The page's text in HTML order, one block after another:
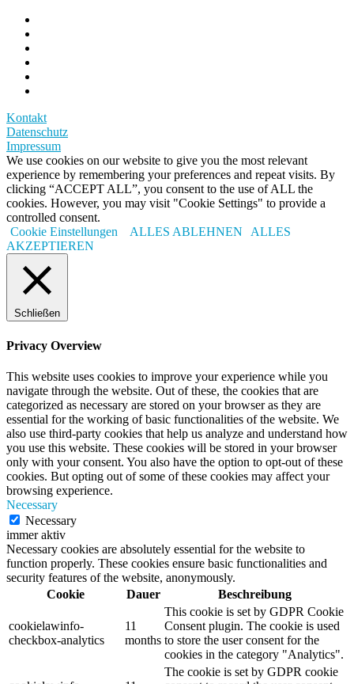
Kontakt
Datenschutz
Impressum
We use cookies on our website to give you the most relevant
experience by remembering your preferences and repeat visits. By
clicking “ACCEPT ALL”, you consent to the use of ALL the
cookies. However, you may visit "Cookie Settings" to provide a
controlled consent.
Cookie Einstellungen
ALLES ABLEHNEN
ALLES
AKZEPTIEREN
Schließen
Privacy Overview
This website uses cookies to improve your experience while you
navigate through the website. Out of these, the cookies that are
categorized as necessary are stored on your browser as they are
essential for the working of basic functionalities of the website. We
also use third-party cookies that help us analyze and understand how
you use this website. These cookies will be stored in your browser
only with your consent. You also have the option to opt-out of these
cookies. But opting out of some of these cookies may affect your
browsing experience.
Necessary
Necessary
immer aktiv
Necessary cookies are absolutely essential for the website to
function properly. These cookies ensure basic functionalities and
security features of the website, anonymously.
Cookie
Dauer Beschreibung
cookielawinfo-
checkbox-analytics
11
months
This cookie is set by GDPR Cookie
Consent plugin. The cookie is used
to store the user consent for the
cookies in the category "Analytics".
The cookie is set by GDPR cookie